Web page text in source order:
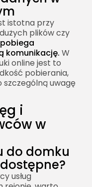
istotna przy
plików czy
komunikację. W
online jest to
pobierania,
uwagę
i
w
do domku
usług